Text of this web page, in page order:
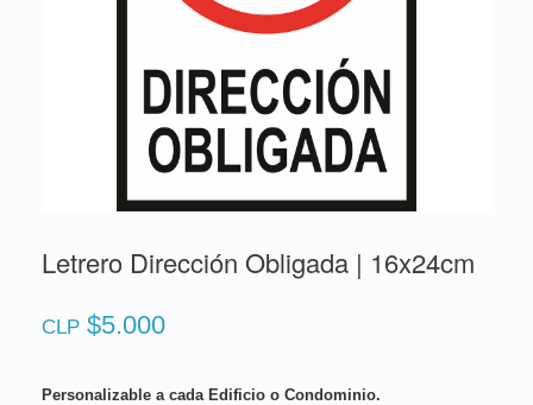
Letrero Dirección Obligada | 16x24cm
CLP $5.000
Personalizable a cada Edificio o Condominio.